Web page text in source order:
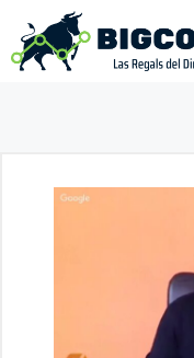
Saltar
al
contenido